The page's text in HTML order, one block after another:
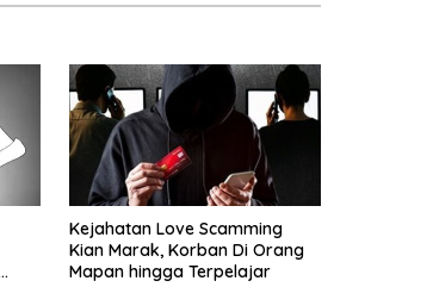
Kejahatan Love Scamming
Kian Marak, Korban Di Orang
Mapan hingga Terpelajar